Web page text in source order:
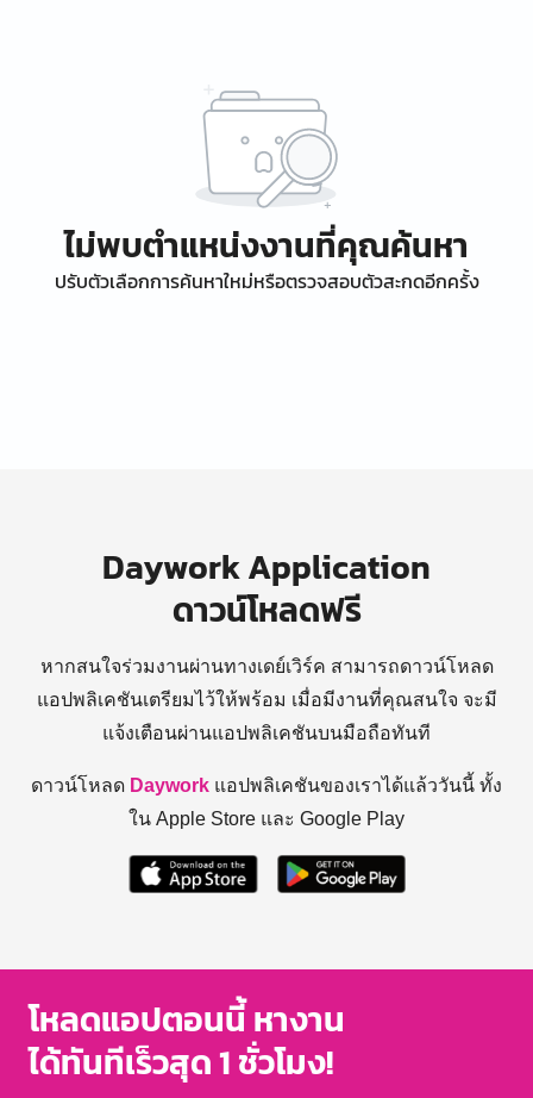
ไม่พบตำแหน่งงานที่คุณค้นหา
ปรับตัวเลือกการค้นหาใหม่หรือตรวจสอบตัวสะกดอีกครั้ง
Daywork Application
ดาวน์โหลดฟรี
หากสนใจร่วมงานผ่านทางเดย์เวิร์ค สามารถดาวน์โหลด
แอปพลิเคชันเตรียมไว้ให้พร้อม เมื่อมีงานที่คุณสนใจ จะมี
แจ้งเตือนผ่านแอปพลิเคชันบนมือถือทันที
ดาวน์โหลด Daywork แอปพลิเคชันของเราได้แล้ววันนี้ ทั้ง
ใน Apple Store และ Google Play
โหลดแอปตอนนี้ หางาน
ได้ทันทีเร็วสุด 1 ชั่วโมง!